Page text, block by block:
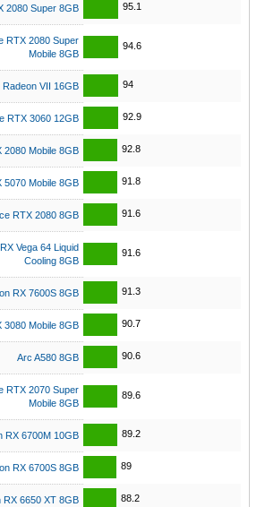
2080 Super 8GB 95.1
RTX 2080 Super
Mobile 8GB
94.6
Radeon VII 16GB 94
RTX 3060 12GB 92.9
2080 Mobile 8GB 92.8
5070 Mobile 8GB 91.8
RTX 2080 8GB 91.6
Vega 64 Liquid
Cooling 8GB
91.6
RX 7600S 8GB 91.3
3080 Mobile 8GB 90.7
Arc A580 8GB 90.6
RTX 2070 Super
Mobile 8GB
89.6
RX 6700M 10GB 89.2
RX 6700S 8GB 89
RX 6650 XT 8GB 88.2